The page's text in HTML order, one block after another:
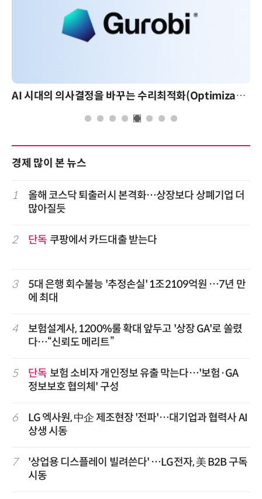
AI 핀옵스 실전 세미나: 폭증하는 AI 토큰 비용 관리 전략
경제 많이 본 뉴스
1
올해 코스닥 퇴출러시 본격화…상장보다 상폐기업 더
많아질듯
2 단독 쿠팡에서 카드대출 받는다
3
5대 은행 회수불능 '추정손실' 1조2109억원 …7년 만
에 최대
4
보험설계사, 1200%룰 확대 앞두고 '상장 GA'로 쏠렸
다…“신뢰도 메리트”
5 단독 보험 소비자 개인정보 유출 막는다…'보험·GA
정보보호 협의체' 구성
6
LG 엑사원, 中企 제조현장 '전파'…대기업과 협력사 AI
상생 시동
7
'상업용 디스플레이 빌려쓴다' …LG전자, 美 B2B 구독
시동